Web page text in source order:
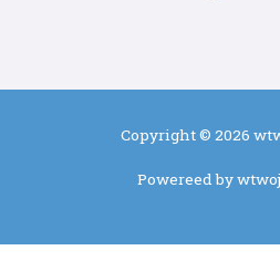
Copyright © 2026
Powereed by